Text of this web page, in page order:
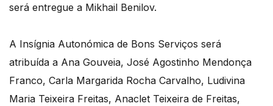
será entregue a Mikhail Benilov.
A Insígnia Autonómica de Bons Serviços será
atribuída a Ana Gouveia, José Agostinho Mendonça
Franco, Carla Margarida Rocha Carvalho, Ludivina
Maria Teixeira Freitas, Anaclet Teixeira de Freitas,